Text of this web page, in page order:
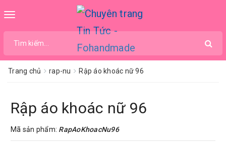
Toggle
Trang chủ rap-nu Rập áo khoác nữ 96
Rập áo khoác nữ 96
Mã sản phẩm: RapAoKhoacNu96